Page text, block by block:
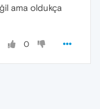
ama oldukça
0